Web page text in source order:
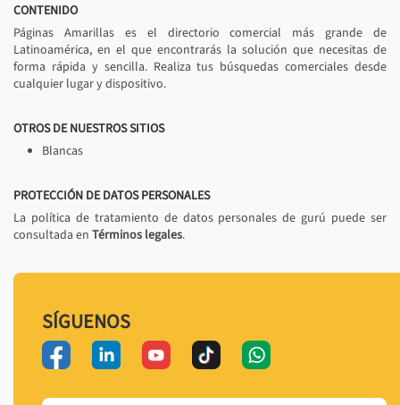
CONTENIDO
Páginas Amarillas es el directorio comercial más grande de
Latinoamérica, en el que encontrarás la solución que necesitas de
forma rápida y sencilla. Realiza tus búsquedas comerciales desde
cualquier lugar y dispositivo.
OTROS DE NUESTROS SITIOS
Blancas
PROTECCIÓN DE DATOS PERSONALES
La política de tratamiento de datos personales de gurú puede ser
consultada en Términos legales.
SÍGUENOS